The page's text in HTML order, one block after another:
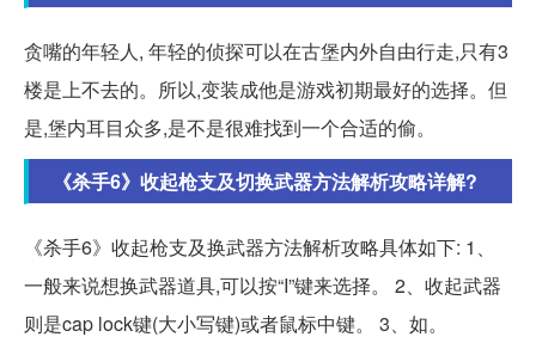
贪嘴的年轻人, 年轻的侦探可以在古堡内外自由行走,只有3
楼是上不去的。所以,变装成他是游戏初期最好的选择。但
是,堡内耳目众多,是不是很难找到一个合适的偷。
《杀手6》收起枪支及切换武器方法解析攻略详解?
《杀手6》收起枪支及换武器方法解析攻略具体如下: 1、
一般来说想换武器道具,可以按“I”键来选择。 2、收起武器
则是cap lock键(大小写键)或者鼠标中键。 3、如。